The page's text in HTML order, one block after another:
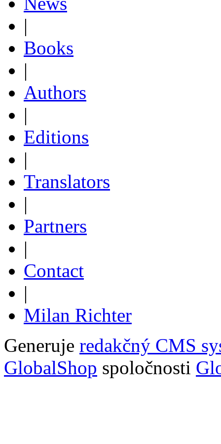
|
Books
|
Authors
|
Editions
|
Translators
|
Partners
|
Contact
|
Milan Richter
Generuje redakčný CMS
GlobalShop spoločnosti